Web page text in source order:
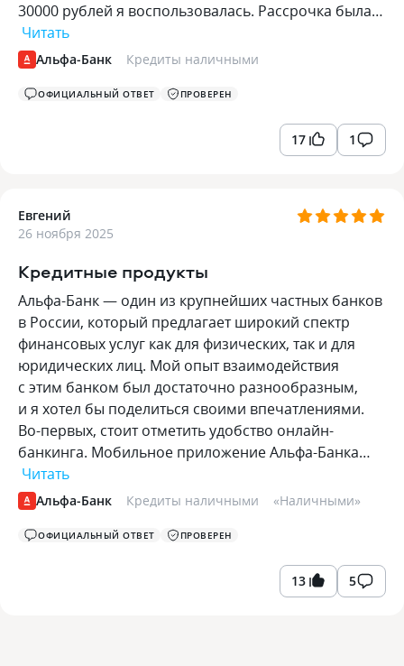
30000 рублей я воспользовалась. Рассрочка была…
Читать
Альфа-Банк Кредиты наличными
ОФИЦИАЛЬНЫЙ ОТВЕТ ПРОВЕРЕН
17 1
Евгений
26 ноября 2025
Кредитные продукты
Альфа-Банк — один из крупнейших частных банков
в России, который предлагает широкий спектр
финансовых услуг как для физических, так и для
юридических лиц. Мой опыт взаимодействия
с этим банком был достаточно разнообразным,
и я хотел бы поделиться своими впечатлениями.
Во-первых, стоит отметить удобство онлайн-
банкинга. Мобильное приложение Альфа-Банка…
Читать
Альфа-Банк Кредиты наличными «Наличными»
ОФИЦИАЛЬНЫЙ ОТВЕТ ПРОВЕРЕН
13 5